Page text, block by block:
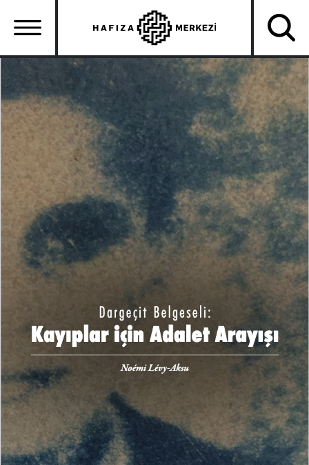
atla
Ana
gezinti
menüsü